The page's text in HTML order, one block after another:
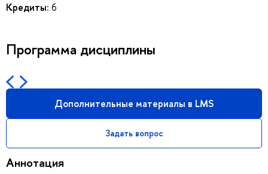
Кредиты: 6
Программа дисциплины
Дополнительные материалы в LMS
Задать вопрос
Аннотация